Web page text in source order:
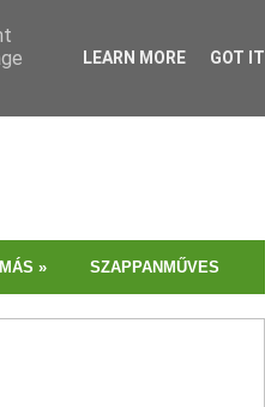
» SZAPPANMŰVES
LEARN MORE GOT IT